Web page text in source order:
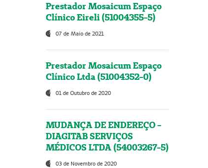
Prestador Mosaicum Espaço
Clínico Eireli (51004355-5)
07 de Maio de 2021
Prestador Mosaicum Espaço
Clínico Ltda (51004352-0)
01 de Outubro de 2020
MUDANÇA DE ENDEREÇO -
DIAGITAB SERVIÇOS
MÉDICOS LTDA (54003267-5)
03 de Novembro de 2020